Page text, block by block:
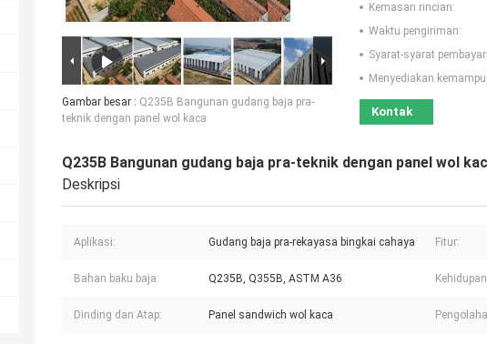
Gambar besar : Q235B Bangunan gudang baja pra-
teknik dengan panel wol kaca
Kemasan rincian:
Waktu pengiriman:
Syarat-syarat
Menyediakan
Kontak
Q235B Bangunan gudang baja pra-teknik dengan panel wol
Deskripsi
Aplikasi: Gudang baja pra-rekayasa bingkai cahaya Fitur:
Bahan baku baja: Q235B, Q355B, ASTM A36
Dinding dan Atap: Panel sandwich wol kaca